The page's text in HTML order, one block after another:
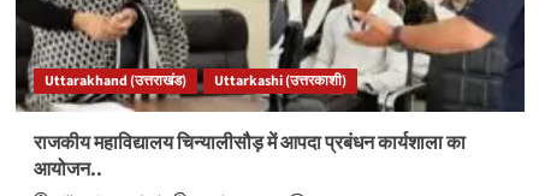
Uttarakhand (उत्तराखंड) Uttarkashi (उत्तरकाशी)
राजकीय महाविद्यालय चिन्यालीसौड़ में आपदा प्रबंधन कार्यशाला का
आयोजन..